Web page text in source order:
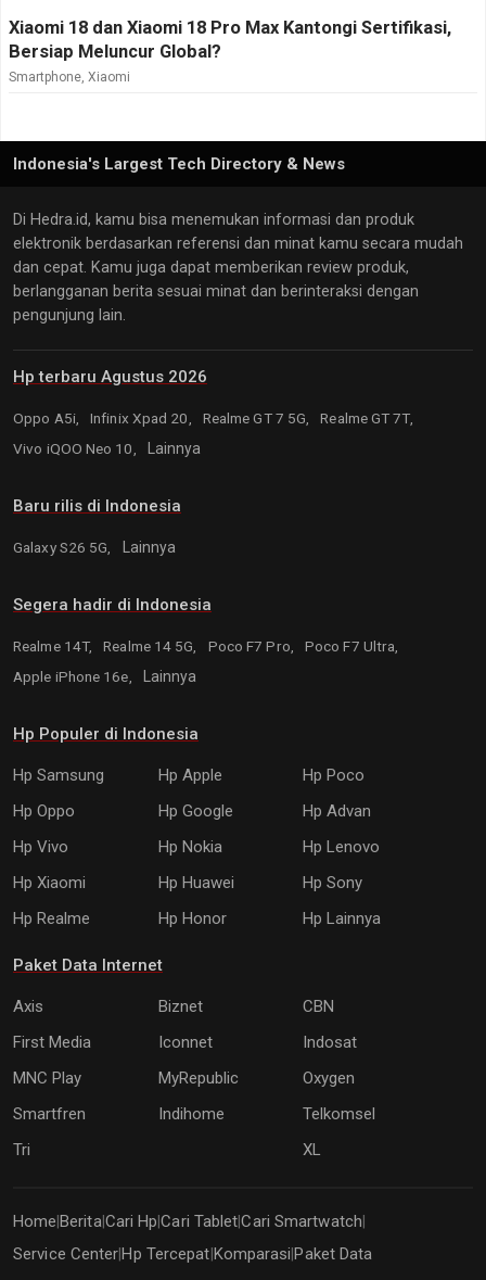
Xiaomi 18 dan Xiaomi 18 Pro Max Kantongi Sertifikasi,
Bersiap Meluncur Global?
Smartphone, Xiaomi
Indonesia's Largest Tech Directory & News
Di Hedra.id, kamu bisa menemukan informasi dan produk
elektronik berdasarkan referensi dan minat kamu secara mudah
dan cepat. Kamu juga dapat memberikan review produk,
berlangganan berita sesuai minat dan berinteraksi dengan
pengunjung lain.
Hp terbaru Agustus 2026
Oppo A5i, Infinix Xpad 20, Realme GT 7 5G,
Realme GT 7T,
Vivo iQOO Neo 10,
Lainnya
Baru rilis di Indonesia
Galaxy S26 5G, Lainnya
Segera hadir di Indonesia
Realme 14T, Realme 14 5G, Poco F7 Pro,
Poco F7 Ultra,
Apple iPhone 16e,
Lainnya
Hp Populer di Indonesia
Hp Samsung Hp Apple
Hp Poco
Hp Oppo
Hp Google
Hp Advan
Hp Vivo
Hp Nokia
Hp Lenovo
Hp Xiaomi
Hp Huawei
Hp Sony
Hp Realme
Hp Honor Hp Lainnya
Paket Data Internet
Axis Biznet
CBN
First Media
Iconnet
Indosat
MNC Play
MyRepublic
Oxygen
Smartfren
Indihome
Telkomsel
Tri
XL
Home BeritaCari Hp |Cari Tablet|Cari Smartwatch
Service CenterHp Tercepat Komparasi Paket Data